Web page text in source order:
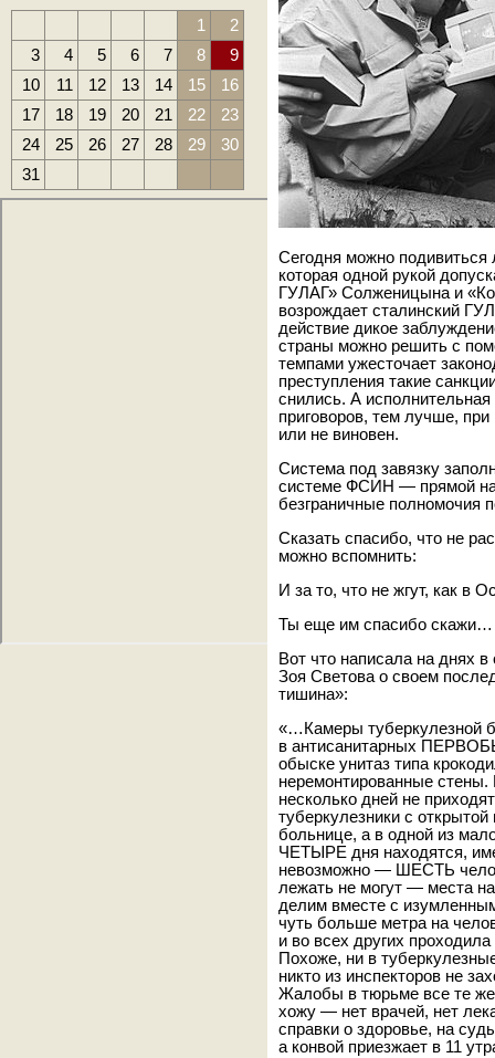
1
2
3
4 5 6 7 8
9
10
11 12 13 14 15
16
17
18 19 20 21 22
23
24
25 26 27 28 29
30
31
Сегодня можно
которая одной рукой
ГУЛАГ» Солженицына и
возрождает сталинский
действие дикое
страны можно решить с
темпами ужесточает
преступления такие
снились. А
приговоров, тем лучше,
или не виновен.
Система под завязку
системе ФСИН — прямой
безграничные полномочия
Сказать спасибо, что не
можно вспомнить:
И за то, что не жгут, как в
Ты еще им спасибо скажи…
Вот что написала на днях
Зоя Светова о своем
тишина»:
«…Камеры туберкулезной
в антисанитарных
обыске унитаз типа
неремонтированные
несколько дней не
туберкулезники с
больнице, а в одной из
ЧЕТЫРЕ дня находятся,
невозможно — ШЕСТЬ
лежать не могут — места
делим вместе с
чуть больше метра на
и во всех других
Похоже, ни в
никто из инспекторов не
Жалобы в тюрьме все те
хожу — нет врачей, нет
справки о здоровье, на
а конвой приезжает в 11